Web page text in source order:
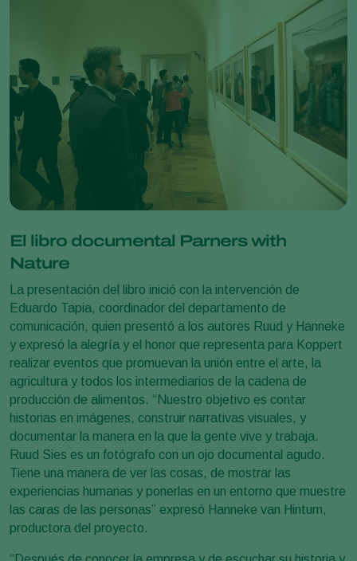
El libro documental Parners with
Nature
La presentación del libro inició con la intervención de
Eduardo Tapia, coordinador del departamento de
comunicación, quien presentó a los autores Ruud y Hanneke
y expresó la alegría y el honor que representa para Koppert
realizar eventos que promuevan la unión entre el arte, la
agricultura y todos los intermediarios de la cadena de
producción de alimentos. “Nuestro objetivo es contar
historias en imágenes, construir narrativas visuales, y
documentar la manera en la que la gente vive y trabaja.
Ruud Sies es un fotógrafo con un ojo documental agudo.
Tiene una manera de ver las cosas, de mostrar las
experiencias humanas y ponerlas en un entorno que muestre
las caras de las personas” expresó Hanneke van Hintum,
productora del proyecto.